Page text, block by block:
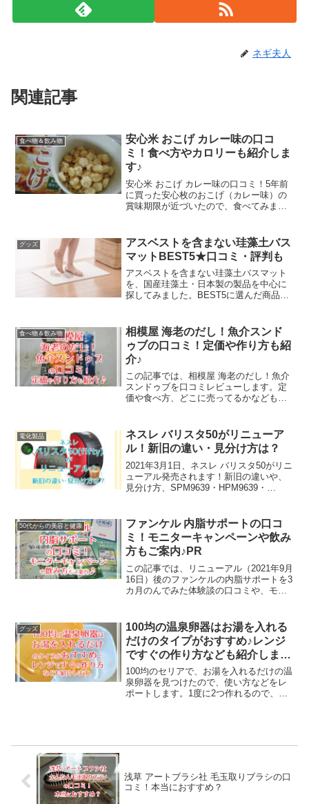
ネギ夫人
関連記事
食べ物＆飲み物
安心米 おこげ カレー味の口コ
ミ！食べ方やカロリーも紹介しま
す♪
安心米 おこげ カレー味の口コミ！5年前
に買った安心枚のおこげ（カレー味）の
賞味期限が近づいたので、食べてみまし
ます。 ↓ いまのデザインはこちら。
a8adscrip...
グッズ
アスベストを含まない珪藻土バス
マットBEST5★口コミ・評判も
アスベストを含まない珪藻土バスマット
を、国産珪藻土・日本製の製品を中心に
探してみました。BEST5に選んだ商品そ
食べ物＆飲み物
相模屋 海老のだし！魚介スンド
ゥブの口コミ！定価や作り方も紹
介♪
この記事では、相模屋 海老のだし！魚介
スンドゥブを口コミレビューします。定
価や食べ方、どこに売ってるかなども紹
電化製品
ネスレ バリスタ50がリニューア
ル！新旧の違い・見分け方は？
2021年3月1日、ネスレ バリスタ50がリニ
ューアル発売されます！新旧の違いや、
見分け方、SPM9639・HPM9639・
50代からの美容と健康
ファンケル 内脂サポートの口コ
ミ！モニターキャンペーンや飲み
方もご案内♪PR
この記事では、リニューアル（2021年9月
16日）後のファンケルの内脂サポートを3
カ月のんでみた体験談の口コミや、モニ
グッズ
100均の温泉卵器はお湯を入れる
だけのタイプがおすすめ♪レンジ
ですぐの作り方なども紹介しま
す。
100均のセリアで、お湯を入れるだけの温
泉卵器を見つけたので、使い方などをレ
ポートします。1度に2つ作れるので、と
で見つけた情報から良かったものだけを
うなものがあれば、ぜひ試してみて下さ
いね♪
浅草 アートブラシ社 毛玉取りブラシの口
コミ！本当におすすめ？